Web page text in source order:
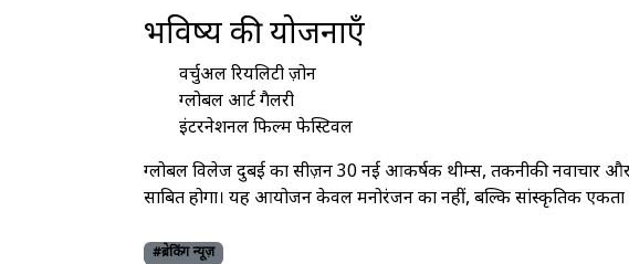
भविष्य की योजनाएँ
वर्चुअल रियलिटी ज़ोन
ग्लोबल आर्ट गैलरी
इंटरनेशनल फिल्म फेस्टिवल
ग्लोबल विलेज दुबई का सीज़न 30 नई आकर्षक थीम्स, तकनीकी नवाचार
साबित होगा। यह आयोजन केवल मनोरंजन का नहीं, बल्कि सांस्कृतिक एकता
#ब्रेकिंग न्यूज़